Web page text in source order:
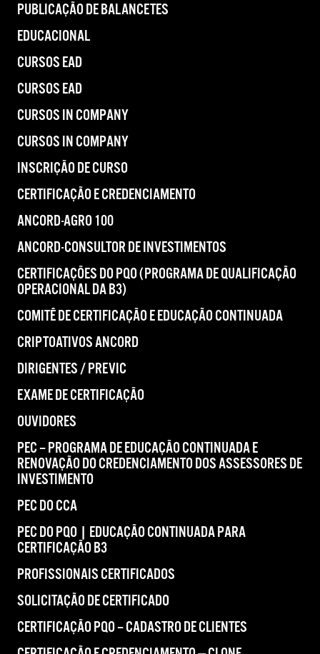
PUBLICAÇÃO DE BALANCETES
EDUCACIONAL
CURSOS EAD
CURSOS EAD
CURSOS IN COMPANY
CURSOS IN COMPANY
INSCRIÇÃO DE CURSO
CERTIFICAÇÃO E CREDENCIAMENTO
ANCORD-AGRO 100
ANCORD-CONSULTOR DE INVESTIMENTOS
CERTIFICAÇÕES DO PQO (PROGRAMA DE QUALIFICAÇÃO
OPERACIONAL DA B3)
COMITÊ DE CERTIFICAÇÃO E EDUCAÇÃO CONTINUADA
CRIPTOATIVOS ANCORD
DIRIGENTES / PREVIC
EXAME DE CERTIFICAÇÃO
OUVIDORES
PEC – PROGRAMA DE EDUCAÇÃO CONTINUADA E
RENOVAÇÃO DO CREDENCIAMENTO DOS ASSESSORES DE
INVESTIMENTO
PEC DO CCA
PEC DO PQO | EDUCAÇÃO CONTINUADA PARA
CERTIFICAÇÃO B3
PROFISSIONAIS CERTIFICADOS
SOLICITAÇÃO DE CERTIFICADO
CERTIFICAÇÃO PQO – CADASTRO DE CLIENTES